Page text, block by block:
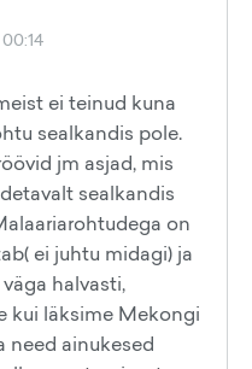
ei teinud kuna
sealkandis pole.
jm asjad, mis
sealkandis
on
ei juhtu midagi) ja
halvasti,
kui läksime Mekongi
need ainukesed